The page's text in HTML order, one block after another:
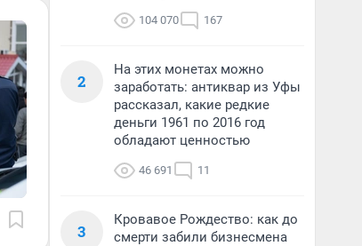
104 070 167
2
На этих монетах можно
заработать: антиквар из Уфы
рассказал, какие редкие
деньги 1961 по 2016 год
обладают ценностью
46 691 11
3
Кровавое Рождество: как до
смерти забили бизнесмена